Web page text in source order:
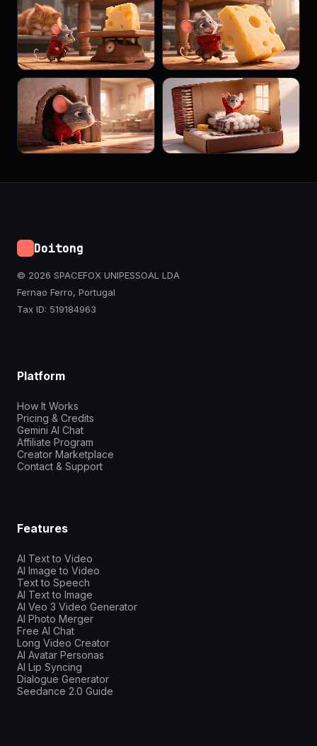
Doitong
© 2026 SPACEFOX UNIPESSOAL LDA
Fernao Ferro, Portugal
Tax ID: 519184963
Platform
How It Works
Pricing & Credits
Gemini AI Chat
Affiliate Program
Creator Marketplace
Contact & Support
Features
AI Text to Video
AI Image to Video
Text to Speech
AI Text to Image
AI Veo 3 Video Generator
AI Photo Merger
Free AI Chat
Long Video Creator
AI Avatar Personas
AI Lip Syncing
Dialogue Generator
Seedance 2.0 Guide